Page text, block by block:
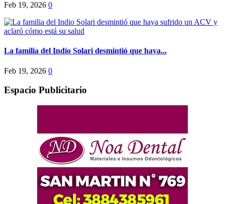
Feb 19, 2026 0
La familia del Indio Solari desmintió que haya...
Feb 19, 2026 0
Espacio Publicitario